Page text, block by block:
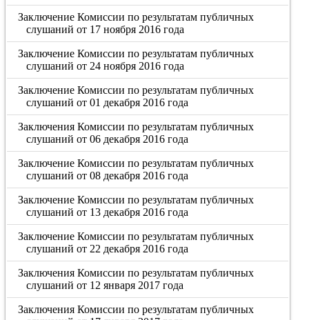
Заключение Комиссии по результатам публичных
слушаний от 17 ноября 2016 года
Заключение Комиссии по результатам публичных
слушаний от 24 ноября 2016 года
Заключение Комиссии по результатам публичных
слушаний от 01 декабря 2016 года
Заключения Комиссии по результатам публичных
слушаний от 06 декабря 2016 года
Заключение Комиссии по результатам публичных
слушаний от 08 декабря 2016 года
Заключение Комиссии по результатам публичных
слушаний от 13 декабря 2016 года
Заключение Комиссии по результатам публичных
слушаний от 22 декабря 2016 года
Заключения Комиссии по результатам публичных
слушаний от 12 января 2017 года
Заключения Комиссии по результатам публичных